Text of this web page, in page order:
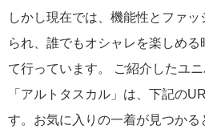
しかし現在では、機能性とファッ
られ、誰でもオシャレを楽しめ
て行っています。 ご紹介したユ
「アルトタスカル」は、下記の
す。お気に入りの一着が見つかる